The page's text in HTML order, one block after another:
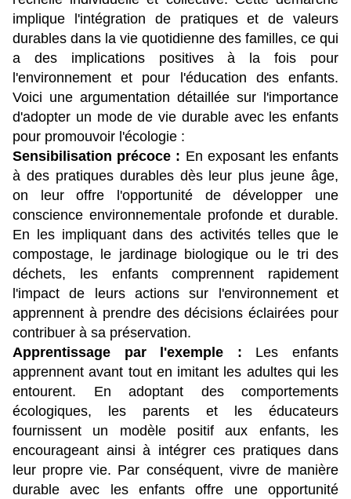
implique l'intégration de pratiques et de valeurs
durables dans la vie quotidienne des familles, ce qui
a des implications positives à la fois pour
l'environnement et pour l'éducation des enfants.
Voici une argumentation détaillée sur l'importance
d'adopter un mode de vie durable avec les enfants
pour promouvoir l'écologie :
Sensibilisation précoce : En exposant les enfants
à des pratiques durables dès leur plus jeune âge,
on leur offre l'opportunité de développer une
conscience environnementale profonde et durable.
En les impliquant dans des activités telles que le
compostage, le jardinage biologique ou le tri des
déchets, les enfants comprennent rapidement
l'impact de leurs actions sur l'environnement et
apprennent à prendre des décisions éclairées pour
contribuer à sa préservation.
Apprentissage par l'exemple : Les enfants
apprennent avant tout en imitant les adultes qui les
entourent. En adoptant des comportements
écologiques, les parents et les éducateurs
fournissent un modèle positif aux enfants, les
encourageant ainsi à intégrer ces pratiques dans
leur propre vie. Par conséquent, vivre de manière
durable avec les enfants offre une opportunité